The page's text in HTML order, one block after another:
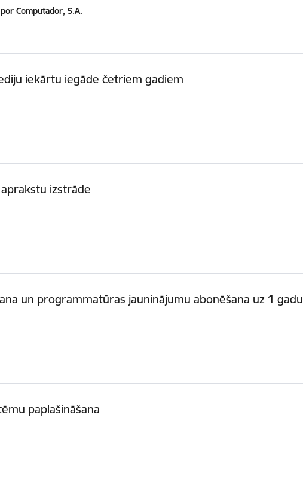
Computador, S.A.
iekārtu iegāde četriem gadiem
izstrāde
un programmatūras jauninājumu abonēšana uz 1 gadu
paplašināšana